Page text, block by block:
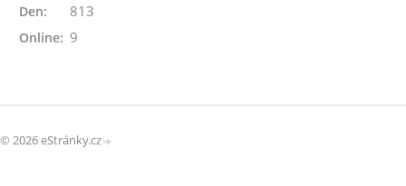
Online: 9
Den: 813
© 2026 eStránky.cz